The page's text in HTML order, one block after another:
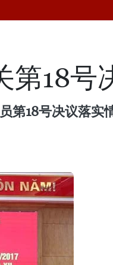
第18号
第18号决议落